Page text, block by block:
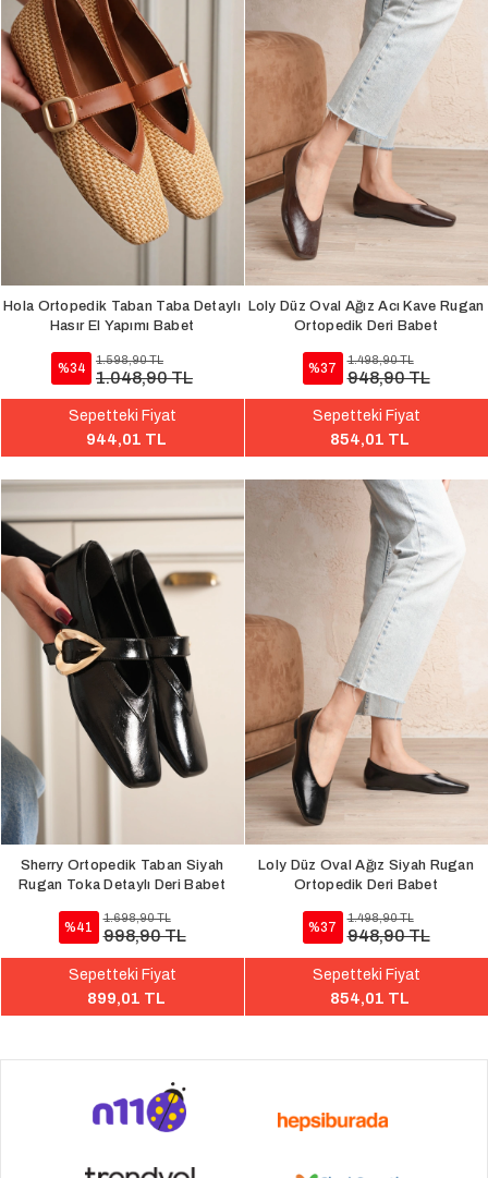
Hola Ortopedik Taban Taba Detaylı
Hasır El Yapımı Babet
%34
1.598,90 TL
1.048,90 TL
Sepetteki Fiyat
944,01 TL
Loly Düz Oval Ağız Acı Kave Rugan
Ortopedik Deri Babet
%37
1.498,90 TL
948,90 TL
Sepetteki Fiyat
854,01 TL
Sherry Ortopedik Taban Siyah
Rugan Toka Detaylı Deri Babet
%41
1.698,90 TL
998,90 TL
Sepetteki Fiyat
899,01 TL
Loly Düz Oval Ağız Siyah Rugan
Ortopedik Deri Babet
%37
1.498,90 TL
948,90 TL
Sepetteki Fiyat
854,01 TL